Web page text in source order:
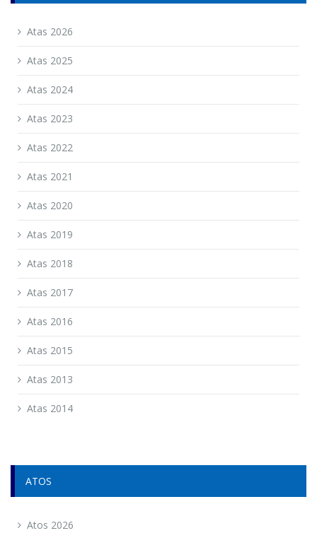
Atas 2026
Atas 2025
Atas 2024
Atas 2023
Atas 2022
Atas 2021
Atas 2020
Atas 2019
Atas 2018
Atas 2017
Atas 2016
Atas 2015
Atas 2013
Atas 2014
ATOS
Atos 2026